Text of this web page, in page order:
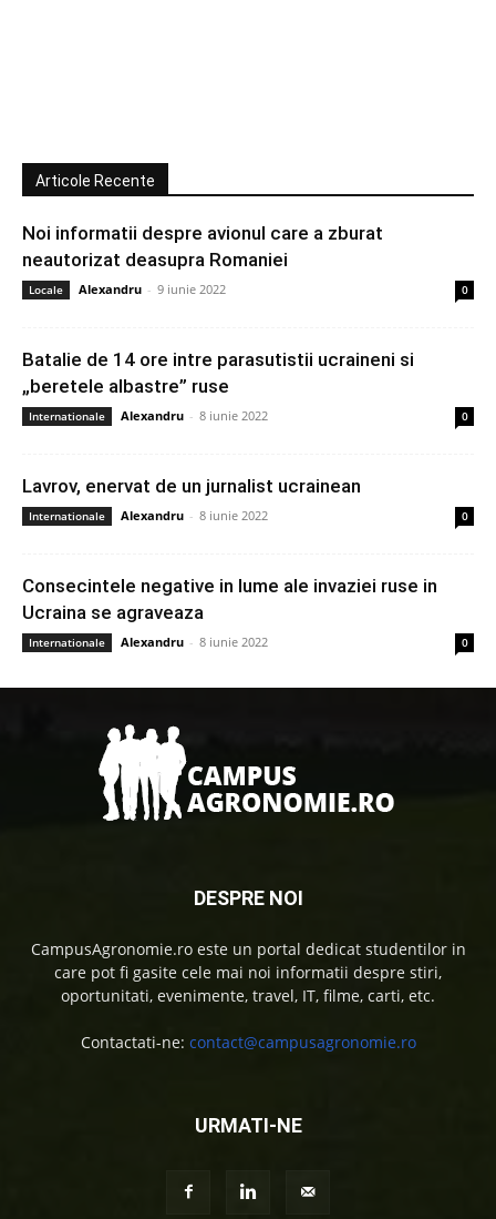
Articole Recente
Noi informatii despre avionul care a zburat
neautorizat deasupra Romaniei
Locale Alexandru - 9 iunie 2022 0
Batalie de 14 ore intre parasutistii ucraineni si
„beretele albastre” ruse
Internationale Alexandru - 8 iunie 2022 0
Lavrov, enervat de un jurnalist ucrainean
Internationale Alexandru - 8 iunie 2022 0
Consecintele negative in lume ale invaziei ruse in
Ucraina se agraveaza
Internationale Alexandru - 8 iunie 2022 0
DESPRE NOI
CampusAgronomie.ro este un portal dedicat studentilor in
care pot fi gasite cele mai noi informatii despre stiri,
oportunitati, evenimente, travel, IT, filme, carti, etc.
Contactati-ne: contact@campusagronomie.ro
URMATI-NE